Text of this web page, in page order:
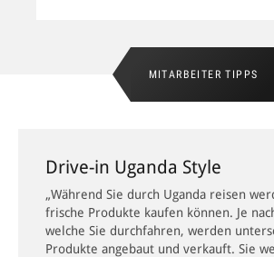
MITARBEITER TIPPS
Drive-in Uganda Style
„Während Sie durch Uganda reisen
frische Produkte kaufen können. Je
welche Sie durchfahren, werden
Produkte angebaut und verkauft. Sie